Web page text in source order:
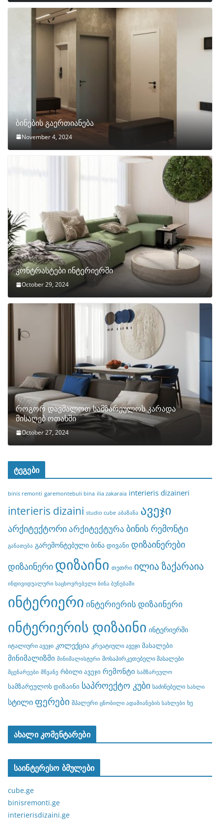
ბინების გაერთიანება
November 4, 2024
კონტრასტები ინტერიერში
October 29, 2024
როგორ დავმალოთ სამზარეულოს კარადა
მისაღებ ოთახში
October 27, 2024
ტეგები
binis remonti garemontebuli bina ilia zakaraia interieris dizaineri
interieris dizaini studio cube აბაზანა ავეჯი
არქიტექტორიარქიტექტურა ბინის რემონტი
განათება გარემონტებული ბინა დივანი დიზაინერები
დიზაინერი დიზაინი თეთრი ილია ზაქარაია
ინდივიდუალური საცხოვრებელი ბინა ბუნებაში
ინტერიერი ინტერიერის დიზაინერი
ინტერიერის დიზაინი ინტერიერში
იტალიური ავეჯი კოლექცია კრეატიული ავეჯი მასალები
მინიმალიზმი მინიმალისტური მოსაპირკეთებელი მასალები
მცენარეები მწვანე რბილი ავეჯი რემონტი სამზარეულო
სამზარეულოს დიზაინი საპროექტო კუბი საძინებელი სახლი
სტილი ფერები შპალერი ცნობილი ადამიანების სახლები ხე
ახალი კომენტარები
საინტერესო ბმულები
cube.ge
binisremonti.ge
interierisdizaini.ge